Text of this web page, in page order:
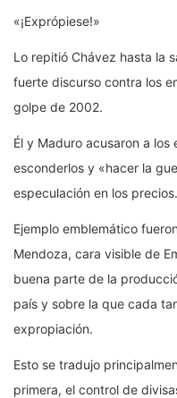
«¡Exprópiese!»
Lo repitió Chávez hasta la
fuerte discurso contra los
golpe de 2002.
Él y Maduro acusaron a
esconderlos y «hacer la
especulación en los precios.
Ejemplo emblemático
Mendoza, cara visible de
buena parte de la
país y sobre la que cada
expropiación.
Esto se tradujo
primera, el control de